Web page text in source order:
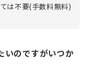
は不要(手数料無料)
いのですがいつか